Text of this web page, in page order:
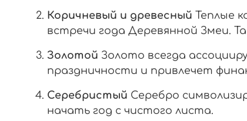
Коричневый и древесный Теплые
встречи года Деревянной Змеи.
Золотой Золото всегда
праздничности и привлечет
Серебристый Серебро
начать год с чистого листа.